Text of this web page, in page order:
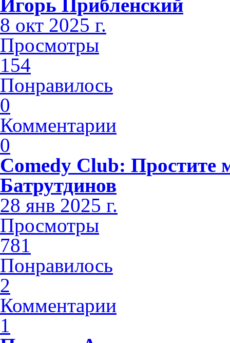
Игорь Прибленский
8 окт 2025 г.
Просмотры
154
Понравилось
0
Комментарии
0
Comedy Club:
Батрутдинов
28 янв 2025 г.
Просмотры
781
Понравилось
2
Комментарии
1